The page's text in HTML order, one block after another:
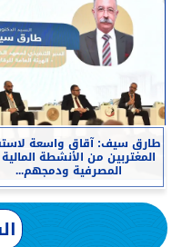
طارق سيف: آقاق واسعة
المغتربين من الأنشطة
المصرفية ودمجهم...